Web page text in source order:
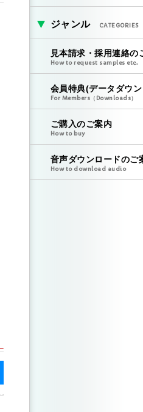
ジャンル CATEGORIES
見本請求・採用連絡の
How to request samples etc.
会員特典(データダウ
For Members（Downloads）
ご購入のご案内
How to buy
音声ダウンロードのご
How to download audio